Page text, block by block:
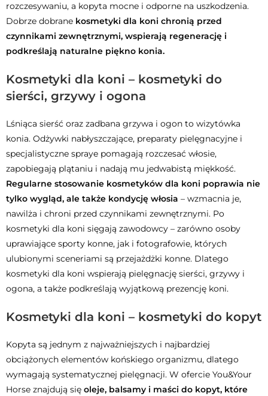
rozczesywaniu, a kopyta mocne i odporne na uszkodzenia.
Dobrze dobrane kosmetyki dla koni chronią przed
czynnikami zewnętrznymi, wspierają regenerację i
podkreślają naturalne piękno konia.
Kosmetyki dla koni – kosmetyki do
sierści, grzywy i ogona
Lśniąca sierść oraz zadbana grzywa i ogon to wizytówka
konia. Odżywki nabłyszczające, preparaty pielęgnacyjne i
specjalistyczne spraye pomagają rozczesać włosie,
zapobiegają plątaniu i nadają mu jedwabistą miękkość.
Regularne stosowanie kosmetyków dla koni poprawia nie
tylko wygląd, ale także kondycję włosia – wzmacnia je,
nawilża i chroni przed czynnikami zewnętrznymi. Po
kosmetyki dla koni sięgają zawodowcy – zarówno osoby
uprawiające sporty konne, jak i fotografowie, których
ulubionymi sceneriami są przejażdżki konne. Dlatego
kosmetyki dla koni wspierają pielęgnację sierści, grzywy i
ogona, a także podkreślają wyjątkową prezencję koni.
Kosmetyki dla koni – kosmetyki do kopyt
Kopyta są jednym z najważniejszych i najbardziej
obciążonych elementów końskiego organizmu, dlatego
wymagają systematycznej pielęgnacji. W ofercie You&Your
Horse znajdują się oleje, balsamy i maści do kopyt, które